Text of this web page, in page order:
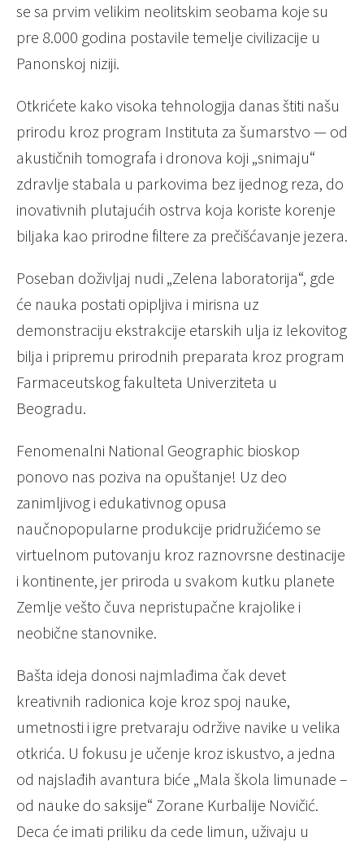
se sa prvim velikim neolitskim seobama koje su
pre 8.000 godina postavile temelje civilizacije u
Panonskoj niziji.
Otkrićete kako visoka tehnologija danas štiti našu
prirodu kroz program Instituta za šumarstvo — od
akustičnih tomografa i dronova koji „snimaju“
zdravlje stabala u parkovima bez ijednog reza, do
inovativnih plutajućih ostrva koja koriste korenje
biljaka kao prirodne filtere za prečišćavanje jezera.
Poseban doživljaj nudi „Zelena laboratorija“, gde
će nauka postati opipljiva i mirisna uz
demonstraciju ekstrakcije etarskih ulja iz lekovitog
bilja i pripremu prirodnih preparata kroz program
Farmaceutskog fakulteta Univerziteta u
Beogradu.
Fenomenalni National Geographic bioskop
ponovo nas poziva na opuštanje! Uz deo
zanimljivog i edukativnog opusa
naučnopopularne produkcije pridružićemo se
virtuelnom putovanju kroz raznovrsne destinacije
i kontinente, jer priroda u svakom kutku planete
Zemlje vešto čuva nepristupačne krajolike i
neobične stanovnike.
Bašta ideja donosi najmlađima čak devet
kreativnih radionica koje kroz spoj nauke,
umetnosti i igre pretvaraju održive navike u velika
otkrića. U fokusu je učenje kroz iskustvo, a jedna
od najslađih avantura biće „Mala škola limunade –
od nauke do saksije“ Zorane Kurbalije Novičić.
Deca će imati priliku da cede limun, uživaju u